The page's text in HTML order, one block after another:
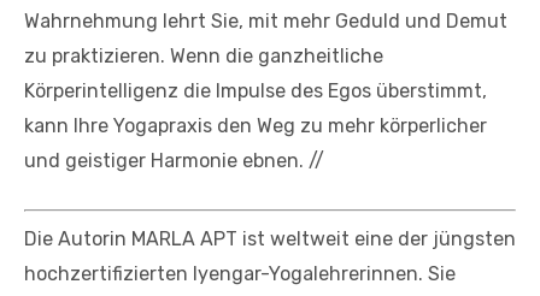
Wahrnehmung lehrt Sie, mit mehr Geduld und Demut
zu praktizieren. Wenn die ganzheitliche
Körperintelligenz die Impulse des Egos überstimmt,
kann Ihre Yogapraxis den Weg zu mehr körperlicher
und geistiger Harmonie ebnen. //
Die Autorin MARLA APT ist weltweit eine der jüngsten
hochzertifizierten Iyengar-Yogalehrerinnen. Sie